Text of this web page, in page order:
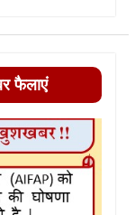
फैलाएं